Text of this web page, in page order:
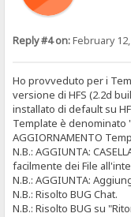
Reply #4 on:February
Ho provveduto per i
versione di HFS (2.2d
installato di default su
Template è denominato
AGGIORNAMENTO
N.B.: AGGIUNTA:
facilmente dei File
N.B.: AGGIUNTA:
N.B.: Risolto BUG Chat.
N.B.: Risolto BUG su